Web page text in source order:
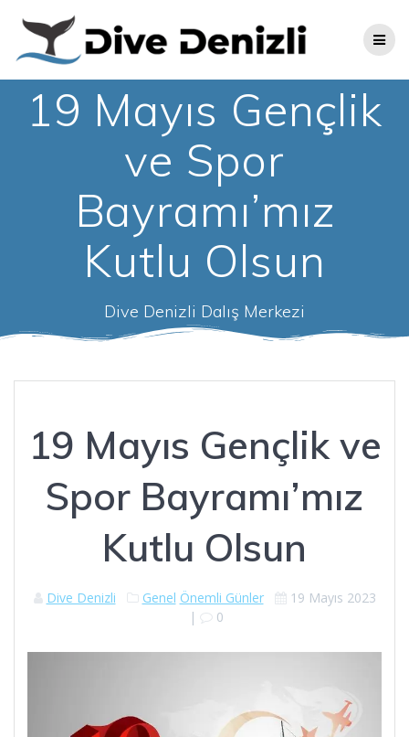
content
19 Mayıs Gençlik
ve Spor
Bayramı’mız
Kutlu Olsun
Dive Denizli Dalış Merkezi
19 Mayıs Gençlik ve
Spor Bayramı’mız
Kutlu Olsun
Dive Denizli Genel Önemli Günler
19 Mayıs 2023
|
0